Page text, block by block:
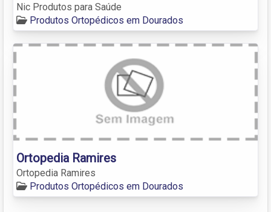
Nic Produtos para Saúde
Produtos Ortopédicos em Dourados
Ortopedia Ramires
Ortopedia Ramires
Produtos Ortopédicos em Dourados